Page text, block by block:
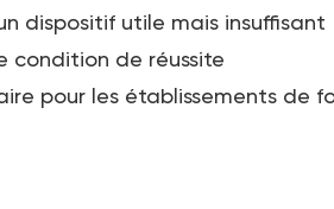
dispositif utile mais insuffisant
condition de réussite
pour les établissements de